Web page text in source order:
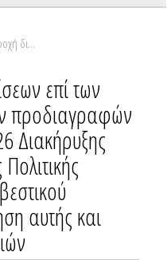
Παροχή διευκρινίσεων επί των όρων και τεχνικών προδιαγραφών της υπ’ αριθ. 03/2026 Διακήρυξης Γενικής Γραμματείας Πολιτικής Προστασίας/Πυροσβεστικού Σώματος, τροποποίηση αυτής και παράταση προθεσμιών
επί των
προδιαγραφών
Διακήρυξης
αυτής και